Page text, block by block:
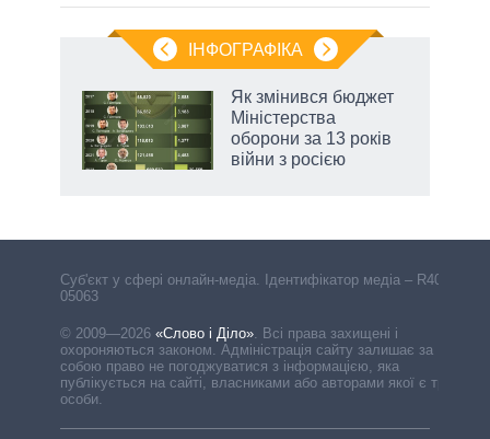
ІНФОГРАФІКА
Як змінився бюджет
Міністерства
оборони за 13 років
війни з росією
Cуб'єкт у сфері онлайн-медіа. Ідентифікатор медіа – R40-
05063
© 2009—2026 «Слово і Діло» Всі права захищені і
охороняються законом. Адміністрація сайту залишає за
собою право не погоджуватися з інформацією, яка
публікується на сайті, власниками або авторами якої є треті
особи.